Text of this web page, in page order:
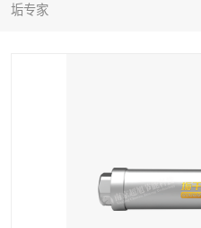
垢专家
CPMR